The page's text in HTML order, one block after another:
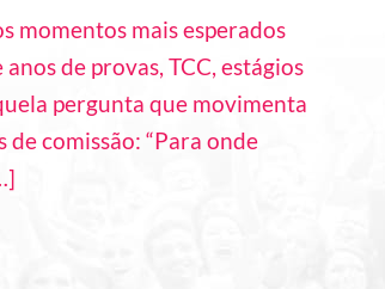
momentos mais esperados
de provas, TCC, estágios
pergunta que movimenta
comissão: “Para onde